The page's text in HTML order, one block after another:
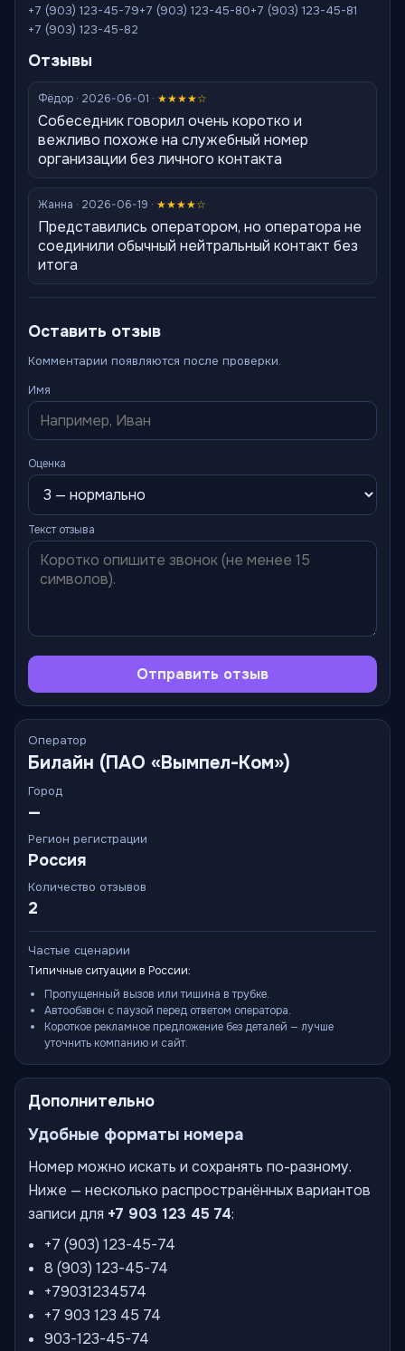
+7 (903) 123-45-79+7 (903) 123-45-80+7 (903) 123-45-81
+7 (903) 123-45-82
Отзывы
Фёдор · 2026-06-01 · ★★★★☆
Собеседник говорил очень коротко и
вежливо похоже на служебный номер
организации без личного контакта
Жанна · 2026-06-19 · ★★★★☆
Представились оператором, но оператора не
соединили обычный нейтральный контакт без
итога
Оставить отзыв
Комментарии появляются после проверки.
Имя
Оценка
Текст отзыва
Отправить отзыв
Оператор
Билайн (ПАО «Вымпел-Ком»)
Город
—
Регион регистрации
Россия
Количество отзывов
2
Частые сценарии
Типичные ситуации в России:
Пропущенный вызов или тишина в трубке.
Автообзвон с паузой перед ответом оператора.
Короткое рекламное предложение без деталей — лучше
уточнить компанию и сайт.
Дополнительно
Удобные форматы номера
Номер можно искать и сохранять по-разному.
Ниже — несколько распространённых вариантов
записи для +7 903 123 45 74:
+7 (903) 123-45-74
8 (903) 123-45-74
+79031234574
+7 903 123 45 74
903-123-45-74